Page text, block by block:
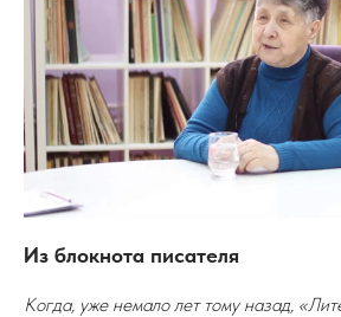
Из блокнота писателя
Когда, уже немало лет тому назад,